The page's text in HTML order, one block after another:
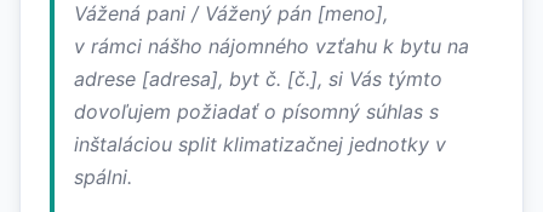
Vážená pani / Vážený pán [meno],
v rámci nášho nájomného vzťahu k bytu na
adrese [adresa], byt č. [č.], si Vás týmto
dovoľujem požiadať o písomný súhlas s
inštaláciou split klimatizačnej jednotky v
spálni.